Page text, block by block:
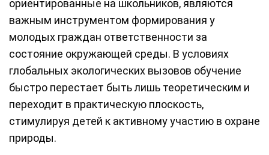
ориентированные на школьников, являются
важным инструментом формирования у
молодых граждан ответственности за
состояние окружающей среды. В условиях
глобальных экологических вызовов обучение
быстро перестает быть лишь теоретическим и
переходит в практическую плоскость,
стимулируя детей к активному участию в охране
природы.